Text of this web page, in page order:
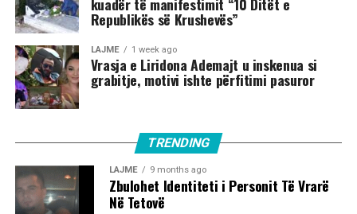
Republikës së Krushevës”
LAJME 1 week ago
Vrasja e Liridona Ademajt u inskenua si
grabitje, motivi ishte përfitimi pasuror
TRENDING
LAJME 9 months ago
Zbulohet Identiteti i Personit Të Vrarë
Në Tetovë